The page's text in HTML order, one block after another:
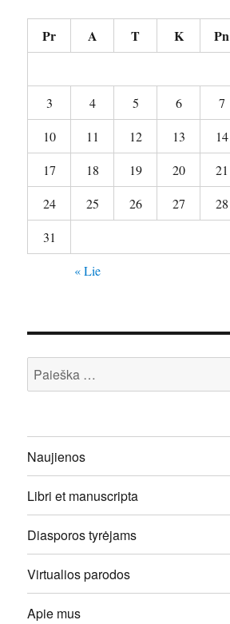
Pr A T K Pn
3
4 5 6 7
10
11 12 13 14
17
18 19 20 21
24
25 26 27 28
31
« Lie
Ieškoti:
Naujienos
Libri et manuscripta
Diasporos tyrėjams
Virtualios parodos
Apie mus